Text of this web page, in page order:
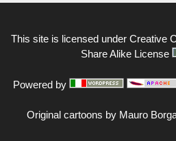
This site is licensed under Creative
Share Alike License
Powered by
Original cartoons by Mauro